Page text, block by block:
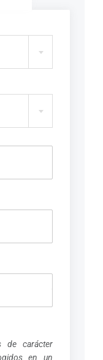
de carácter
en un